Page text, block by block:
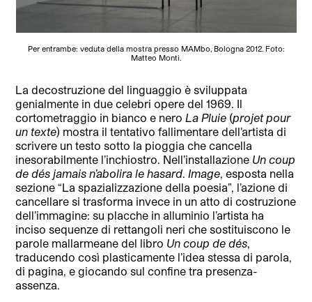
Per entrambe: veduta della mostra presso MAMbo, Bologna 2012. Foto:
Matteo Monti.
La decostruzione del linguaggio è sviluppata
genialmente in due celebri opere del 1969. Il
cortometraggio in bianco e neroLa Pluie (projet pour
un texte) mostra il tentativo fallimentare dell’artista di
scrivere un testo sotto la pioggia che cancella
inesorabilmente l’inchiostro. Nell’installazione Un coup
de dés jamais n’abolira le hasard. Image, esposta nella
sezione “La spazializzazione della poesia”, l’azione di
cancellare si trasforma invece in un atto di costruzione
dell’immagine: su placche in alluminio l’artista ha
inciso sequenze di rettangoli neri che sostituiscono le
parole mallarmeane del libro Un coup de dés,
traducendo così plasticamente l’idea stessa di parola,
di pagina, e giocando sul confine tra presenza-
assenza.